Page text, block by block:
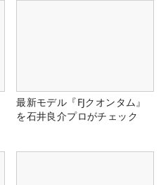
最新モデル『FJクオンタム』
を石井良介プロがチェック